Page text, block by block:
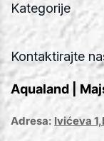
Kategorije
Kontaktirajte
Aqualand |
Adresa: Ivićeva